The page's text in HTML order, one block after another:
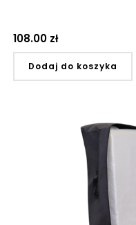
108.00 zł
Dodaj do koszyka